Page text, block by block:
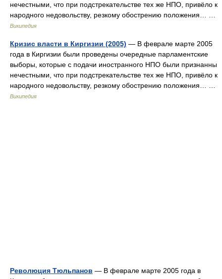
нечестными, что при подстрекательстве тех же НПО, привёло к
народного недовольству, резкому обострению положения… …
Википедия
Кризис власти в Киргизии (2005) — В феврале марте 2005
года в Киргизии были проведены очередные парламентские
выборы, которые с подачи иностранного НПО были признанны
нечестными, что при подстрекательстве тех же НПО, привёло к
народного недовольству, резкому обострению положения… …
Википедия
Революция Тюльпанов — В феврале марте 2005 года в